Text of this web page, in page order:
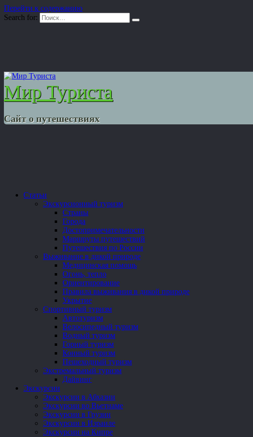
Перейти к содержанию
Search for:
Мир Туриста
Сайт о путешествиях
Статьи
Экскурсионный туризм
Страны
Города
Достопримечательности
Маршруты путешествий
Путешествия по России
Выживание в дикой природе
Медицинская помощь
Огонь, тепло
Ориентирование
Правила выживания в дикой природе
Укрытие
Спортивный туризм
Автотуризм
Велосипедный туризм
Водный туризм
Горный туризм
Конный туризм
Пешеходный туризм
Экстремальный туризм
Дайвинг
Экскурсии
Экскурсии в Абхазии
Экскурсии во Вьетнаме
Экскурсии в Грузии
Экскурсии в Израиле
Экскурсии на Кипре